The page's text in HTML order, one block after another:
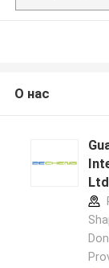
О нас